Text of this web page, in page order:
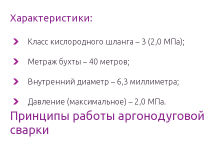
Характеристики:
Класс кислородного шланга – 3 (2,0 МПа);
Метраж бухты – 40 метров;
Внутренний диаметр – 6,3 миллиметра;
Давление (максимальное) – 2,0 МПа.
Принципы работы аргонодуговой
сварки